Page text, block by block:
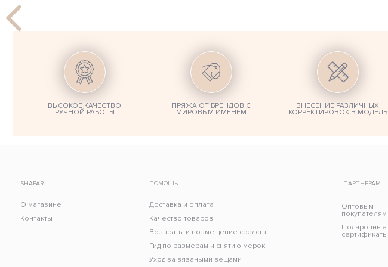
ВЫСОКОЕ КАЧЕСТВО
РУЧНОЙ РАБОТЫ
ПРЯЖА ОТ БРЕНДОВ С
МИРОВЫМ ИМЕНЕМ
ВНЕСЕНИЕ РАЗЛИЧНЫХ
КОРРЕКТИРОВОК В МОДЕЛЬ
SHAPAR
О магазине
Контакты
ПОМОЩЬ
Доставка и оплата
Качество товаров
Возвраты и возмещение средств
Гид по размерам и снятию мерок
Уход за вязаными вещами
ПАРТНЕРАМ
Оптовым
покупателям
Подарочные
сертификаты